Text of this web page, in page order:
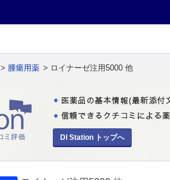
> 腫瘍用薬 > ロイナーゼ注用5000 他
DI Station トップへ